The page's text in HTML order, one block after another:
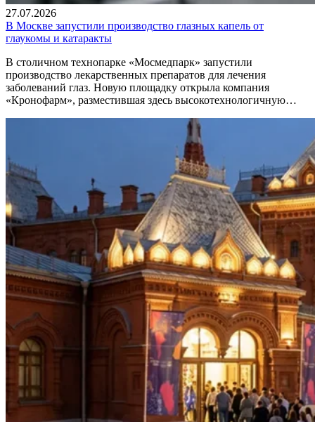
27.07.2026
В Москве запустили производство глазных капель от
глаукомы и катаракты
В столичном технопарке «Мосмедпарк» запустили
производство лекарственных препаратов для лечения
заболеваний глаз. Новую площадку открыла компания
«Кронофарм», разместившая здесь высокотехнологичную…